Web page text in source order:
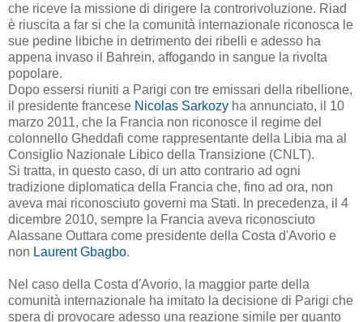
che riceve la missione di dirigere la controrivoluzione. Riad
è riuscita a far si che la comunità internazionale riconosca le
sue pedine libiche in detrimento dei ribelli e adesso ha
appena invaso il Bahrein, affogando in sangue la rivolta
popolare.
Dopo essersi riuniti a Parigi con tre emissari della ribellione,
il presidente francese Nicolas Sarkozy ha annunciato, il 10
marzo 2011, che la Francia non riconosce il regime del
colonnello Gheddafi come rappresentante della Libia ma al
Consiglio Nazionale Libico della Transizione (CNLT).
Si tratta, in questo caso, di un atto contrario ad ogni
tradizione diplomatica della Francia che, fino ad ora, non
aveva mai riconosciuto governi ma Stati. In precedenza, il 4
dicembre 2010, sempre la Francia aveva riconosciuto
Alassane Outtara come presidente della Costa d'Avorio e
non Laurent Gbagbo.
Nel caso della Costa d'Avorio, la maggior parte della
comunità internazionale ha imitato la decisione di Parigi che
spera di provocare adesso una reazione simile per quanto